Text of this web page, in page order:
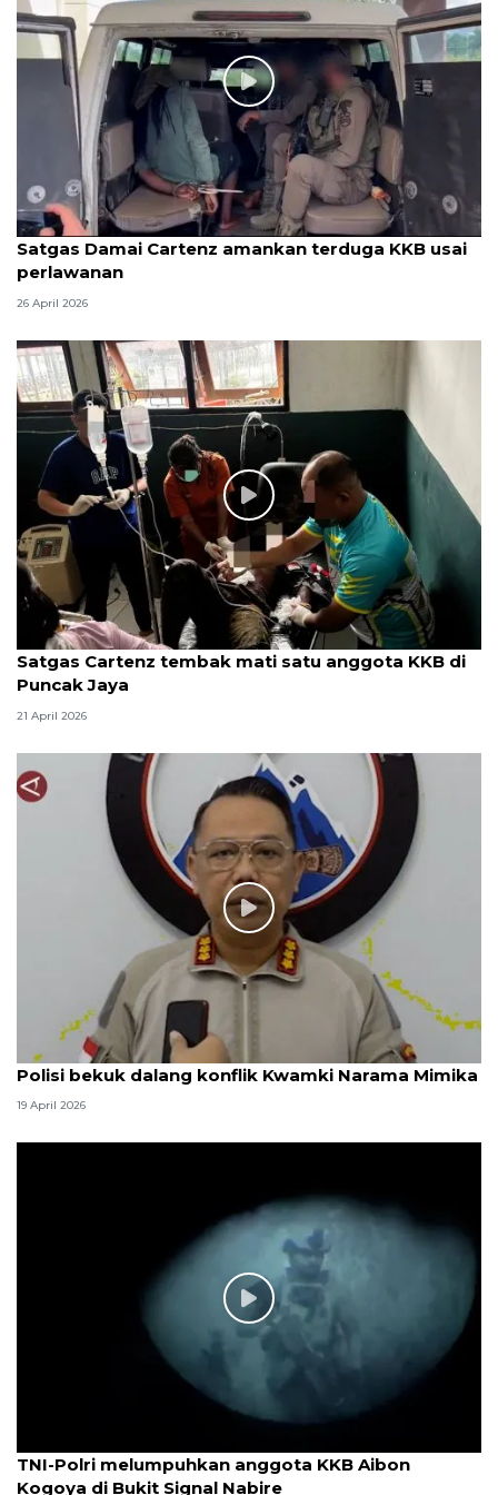
Satgas Damai Cartenz amankan terduga KKB usai
perlawanan
26 April 2026
Satgas Cartenz tembak mati satu anggota KKB di
Puncak Jaya
21 April 2026
Polisi bekuk dalang konflik Kwamki Narama Mimika
19 April 2026
TNI-Polri melumpuhkan anggota KKB Aibon
Kogoya di Bukit Signal Nabire